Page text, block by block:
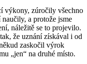
výkony, zúročily všechno
a protože jsme
náležitě se to projevilo.
že uznání získával i od
zaskočil výrok
„jen“ na druhé místo.